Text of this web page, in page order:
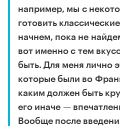
например, мы с
готовить
начнем, пока не
вот именно с тем
быть. Для меня лично
которые были во
каким должен быть
его иначе —
Вообще после